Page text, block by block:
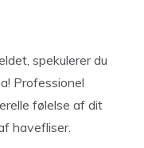
spekulerer du
Professionel
følelse af dit
havefliser.